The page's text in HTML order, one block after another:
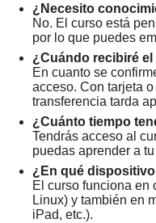
¿Necesito
No. El curso está
por lo que puedes
¿Cuándo recibiré
En cuanto se
acceso. Con tarjeta
transferencia tarda
¿Cuánto tiempo
Tendrás acceso al
puedas aprender a
¿En qué
El curso funciona en
Linux) y también en
iPad, etc.).